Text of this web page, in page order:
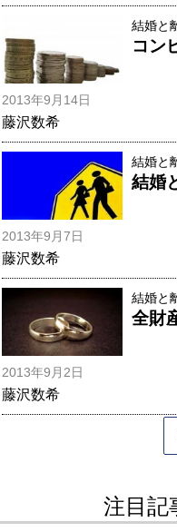
結婚と
コン
2013年9月14日
藤沢数希
結婚と
結婚
2013年9月7日
藤沢数希
結婚と
全財
2013年9月2日
藤沢数希
注目記